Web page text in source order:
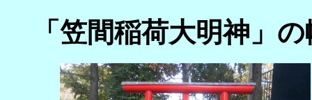
「笠間稲荷大明神」の